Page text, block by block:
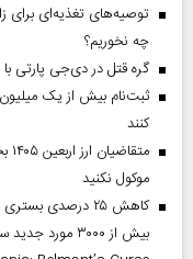
چه نخوریم؟
گره قتل در دی‌جی پارتی با ۵۰ قسم باز می‌شود
ثبت‌نام بیش از یک میلیون
کنند
موکول نکنید
کاهش ۲۵ درصدی
بیش از ۳۰۰۰ مورد جدید سرطان در خانواده بیماران